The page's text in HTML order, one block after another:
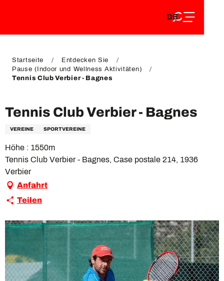
EN
DE
FR
Startseite
Entdecken Sie
Pause (Indoor und Wellness Aktivitäten)
Tennis Club Verbier - Bagnes
Tennis Club Verbier - Bagnes
VEREINE SPORTVEREINE
Höhe : 1550m
Tennis Club Verbier - Bagnes, Case postale 214, 1936
Verbier
Anfahrt
Teilen